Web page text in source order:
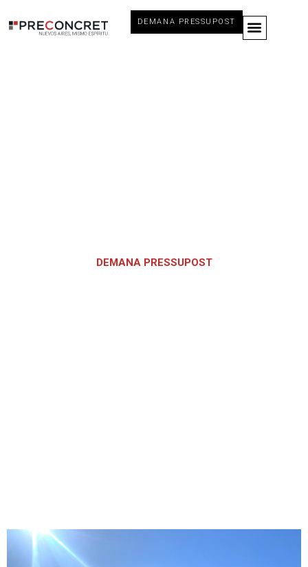
DEMANA PRESSUPOST
DEMANA PRESSUPOST